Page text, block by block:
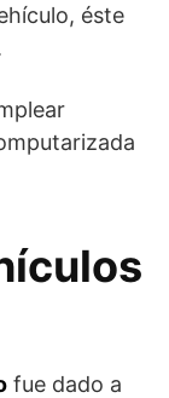
éste
fue dado a